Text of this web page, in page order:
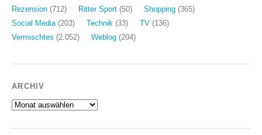
Rezension (712) Ritter Sport (50) Shopping (365)
Social Media (203) Technik (33) TV (136)
Vermischtes (2.052) Weblog (204)
ARCHIV
Archiv